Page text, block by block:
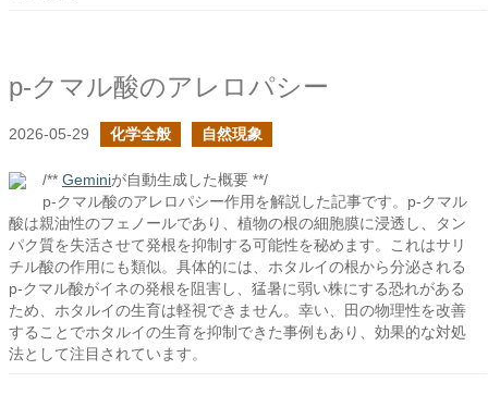
p-クマル酸のアレロパシー
2026-05-29 化学全般 自然現象
/** Geminiが自動生成した概要 **/
p-クマル酸のアレロパシー作用を解説した記事です。p-クマル
酸は親油性のフェノールであり、植物の根の細胞膜に浸透し、タン
パク質を失活させて発根を抑制する可能性を秘めます。これはサリ
チル酸の作用にも類似。具体的には、ホタルイの根から分泌される
p-クマル酸がイネの発根を阻害し、猛暑に弱い株にする恐れがある
ため、ホタルイの生育は軽視できません。幸い、田の物理性を改善
することでホタルイの生育を抑制できた事例もあり、効果的な対処
法として注目されています。